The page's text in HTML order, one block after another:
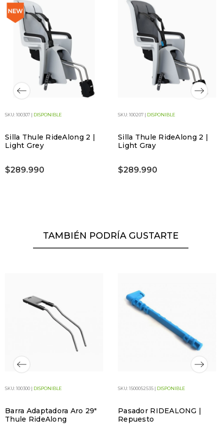
SKU: 100307 | DISPONIBLE
Silla Thule RideAlong 2 |
Light Grey
$289.990
SKU: 100207 | DISPONIBLE
Silla Thule RideAlong 2 |
Light Gray
$289.990
TAMBIÉN PODRÍA GUSTARTE
SKU: 100300 | DISPONIBLE
Barra Adaptadora Aro 29"
Thule RideAlong
SKU: 1500052535 | DISPONIBLE
Pasador RIDEALONG |
Repuesto